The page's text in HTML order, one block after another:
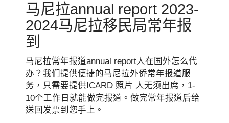
马尼拉annual report 2023-
2024马尼拉移民局常年报
到
马尼拉常年报道annual report人在国外怎么代
办？我们提供便捷的马尼拉外侨常年报道服
务，只需要提供ICARD 照片 人无须出席，1-
10个工作日就能做完报道。做完常年报道后给
送回发票到您手上。